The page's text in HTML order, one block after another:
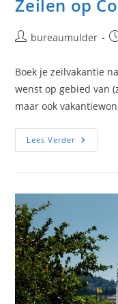
Zeilen op
Berichtbureaumulder
Boek je zeilvakantie
wenst op gebied van
maar ook
Lees VerderZeilen
Op